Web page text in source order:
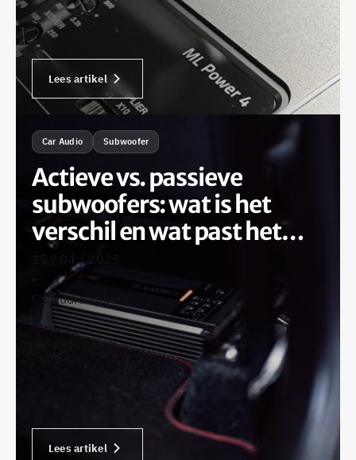
Lees artikel
Car Audio Subwoofer
Actieve vs. passieve
subwoofers: wat is het
verschil en wat past het
beste bij jou?
15 / 04 / 2025
Caraudiolimburg
Lees artikel